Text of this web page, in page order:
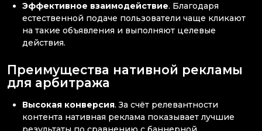
Эффективное взаимодействие. Благодаря
естественной подаче пользователи чаще кликают
на такие объявления и выполняют целевые
действия.
Преимущества нативной рекламы
для арбитража
Высокая конверсия. За счёт релевантности
контента нативная реклама показывает лучшие